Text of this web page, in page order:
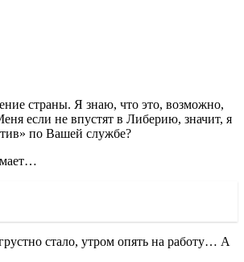
страны. Я знаю, что это, возможно,
если не впустят в Либерию, значит, я
по Вашей службе?
стало, утром опять на работу… А